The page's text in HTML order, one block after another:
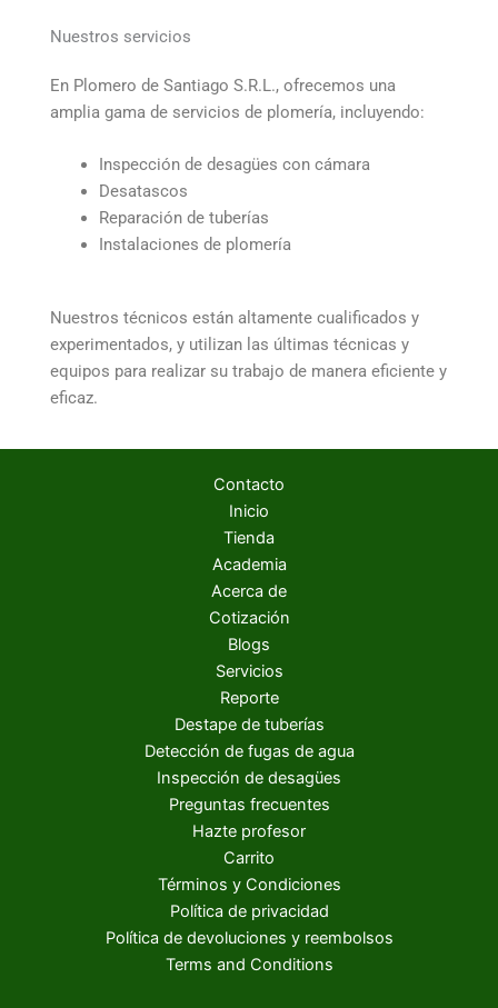
Nuestros servicios
En Plomero de Santiago S.R.L., ofrecemos una
amplia gama de servicios de plomería, incluyendo:
Inspección de desagües con cámara
Desatascos
Reparación de tuberías
Instalaciones de plomería
Nuestros técnicos están altamente cualificados y
experimentados, y utilizan las últimas técnicas y
equipos para realizar su trabajo de manera eficiente y
eficaz.
Contacto
Inicio
Tienda
Academia
Acerca de
Cotización
Blogs
Servicios
Reporte
Destape de tuberías
Detección de fugas de agua
Inspección de desagües
Preguntas frecuentes
Hazte profesor
Carrito
Términos y Condiciones
Política de privacidad
Política de devoluciones y reembolsos
Terms and Conditions